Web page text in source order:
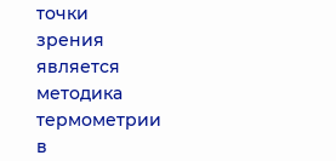
точки
зрения
является
методика
термометрии
в